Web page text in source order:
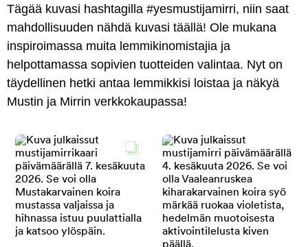
Tägää kuvasi hashtagilla #yesmustijamirri, niin saat
mahdollisuuden nähdä kuvasi täällä! Ole mukana
inspiroimassa muita lemmikinomistajia ja
helpottamassa sopivien tuotteiden valintaa. Nyt on
täydellinen hetki antaa lemmikkisi loistaa ja näkyä
Mustin ja Mirrin verkkokaupassa!